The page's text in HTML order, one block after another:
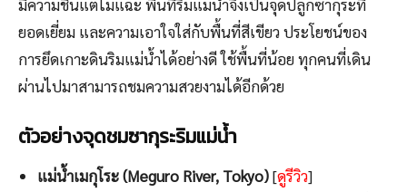
มีความชื้นแต่ไม่แฉะ พื้นที่ริมแม่น้ำจึงเป็นจุดปลูกซากุระที่
ยอดเยี่ยม และความเอาใจใส่กับพื้นที่สีเขียว ประโยชน์ของ
การยึดเกาะดินริมแม่น้ำได้อย่างดี ใช้พื้นที่น้อย ทุกคนที่เดิน
ผ่านไปมาสามารถชมความสวยงามได้อีกด้วย
ตัวอย่างจุดชมซากุระริมแม่น้ำ
แม่น้ำเมกุโระ (Meguro River, Tokyo)[ดูรีวิว]